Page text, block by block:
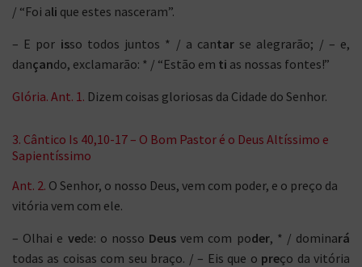
/ “Foi ali que estes nasceram”.
– E por isso todos juntos * / a cantarse alegrarão; / – e,
dançando, exclamarão: * / “Estão em ti as nossas fontes!”
Glória. Ant. 1. Dizem coisas gloriosas da Cidade do Senhor.
3. Cântico Is 40,10-17 – O Bom Pastor é o Deus Altíssimo e
Sapientíssimo
Ant. 2. O Senhor, o nosso Deus, vem com poder, e o preço da
vitória vem com ele.
– Olhai e vede: o nosso Deus vem com poder, * / dominará
todas as coisas com seu braço. / – Eis que o preço da vitória